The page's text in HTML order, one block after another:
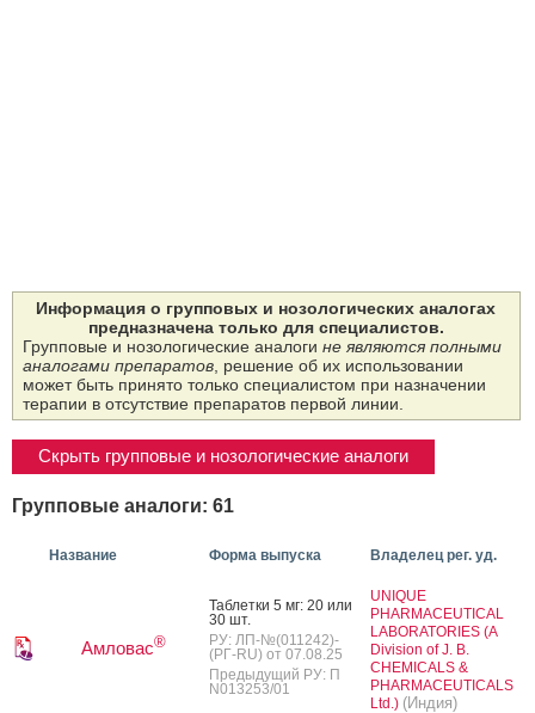
Информация о групповых и нозологических аналогах
предназначена только для специалистов.
Групповые и нозологические аналоги не являются полными
аналогами препаратов, решение об их использовании
может быть принято только специалистом при назначении
терапии в отсутствие препаратов первой линии.
Скрыть групповые и нозологические аналоги
Групповые аналоги: 61
Название Форма выпуска Владелец рег. уд.
Амловас®
Таб­летки 5 мг: 20 или
30 шт.
РУ: ЛП-№(011242)-
(РГ-RU) от 07.08.25
Предыдущий РУ: П
N013253/01
UNIQUE
PHARMACEUTICAL
LABORATORIES (A
Division of J. B.
CHEMICALS &
PHARMACEUTICALS
Ltd.) (Индия)